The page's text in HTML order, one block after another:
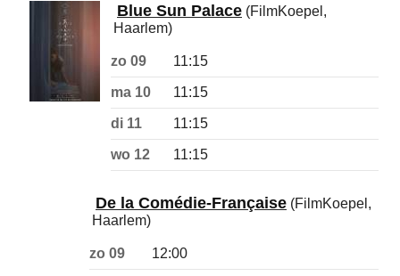
Blue Sun Palace (FilmKoepel,
Haarlem)
zo 09 11:15
ma 10 11:15
di 11 11:15
wo 12 11:15
De la Comédie-Française (FilmKoepel,
Haarlem)
zo 09 12:00